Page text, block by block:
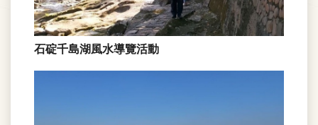
石碇千島湖風水導覽活動